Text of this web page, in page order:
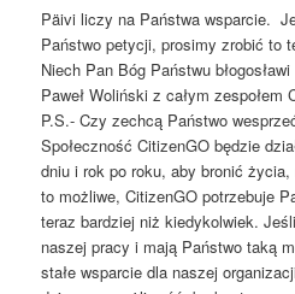
Päivi liczy na Państwa wsparcie.
Państwo petycji, prosimy zrobić to
Niech Pan Bóg Państwu błogosławi
Paweł Woliński z całym zespołem
P.S.- Czy zechcą Państwo
Społeczność CitizenGO będzie
dniu i rok po roku, aby bronić
to możliwe, CitizenGO potrzebuje
teraz bardziej niż kiedykolwiek.
naszej pracy i mają Państwo taką
stałe wsparcie dla naszej